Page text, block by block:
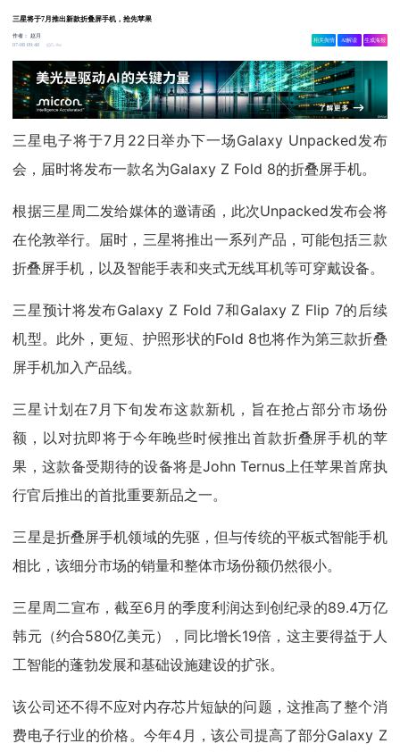
三星将于7月推出新款折叠屏手机，抢先苹果
作者：赵月
07-08 09:48
5.4w
相关舆情 AI解读 生成海报
三星电子将于7月22日举办下一场Galaxy Unpacked发布
会，届时将发布一款名为Galaxy Z Fold 8的折叠屏手机。
根据三星周二发给媒体的邀请函，此次Unpacked发布会将
在伦敦举行。届时，三星将推出一系列产品，可能包括三款
折叠屏手机，以及智能手表和夹式无线耳机等可穿戴设备。
三星预计将发布Galaxy Z Fold 7和Galaxy Z Flip 7的后续
机型。此外，更短、护照形状的Fold 8也将作为第三款折叠
屏手机加入产品线。
三星计划在7月下旬发布这款新机，旨在抢占部分市场份
额，以对抗即将于今年晚些时候推出首款折叠屏手机的苹
果，这款备受期待的设备将是John Ternus上任苹果首席执
行官后推出的首批重要新品之一。
三星是折叠屏手机领域的先驱，但与传统的平板式智能手机
相比，该细分市场的销量和整体市场份额仍然很小。
三星周二宣布，截至6月的季度利润达到创纪录的89.4万亿
韩元（约合580亿美元），同比增长19倍，这主要得益于人
工智能的蓬勃发展和基础设施建设的扩张。
该公司还不得不应对内存芯片短缺的问题，这推高了整个消
费电子行业的价格。今年4月，该公司提高了部分Galaxy Z